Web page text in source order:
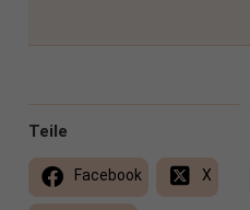
Teile
Facebook X